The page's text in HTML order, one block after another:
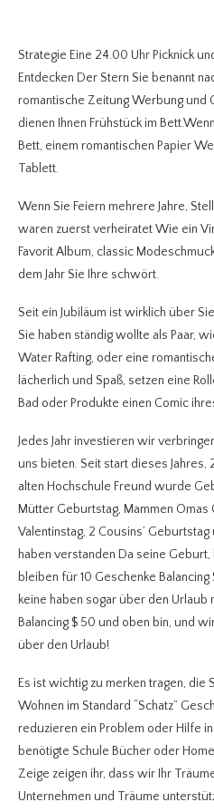
Strategie Eine 24.00 Uhr Picknick
Entdecken Der Stern Sie benannt
romantische Zeitung Werbung und
dienen Ihnen Frühstück im
Bett, einem romantischen Papier
Tablett.
Wenn Sie Feiern mehrere Jahre,
waren zuerst verheiratet Wie ein
Favorit Album, classic
dem Jahr Sie Ihre schwört.
Seit ein Jubiläum ist wirklich über
Sie haben ständig wollte als Paar,
Water Rafting, oder eine
lächerlich und Spaß, setzen eine
Bad oder Produkte einen Comic
Jedes Jahr investieren wir
uns bieten. Seit start dieses Jahres,
alten Hochschule Freund wurde
Mütter Geburtstag, Mammen Omas
Valentinstag, 2 Cousins’
haben verstanden Da seine Geburt,
bleiben für 10 Geschenke
keine haben sogar über den Urlaub
Balancing $ 50 und oben bin, und
über den Urlaub!
Es ist wichtig zu merken tragen, die
Wohnen im Standard “Schatz”
reduzieren ein Problem oder Hilfe
benötigte Schule Bücher oder
Zeige zeigen ihr, dass wir Ihr
Unternehmen und Träume